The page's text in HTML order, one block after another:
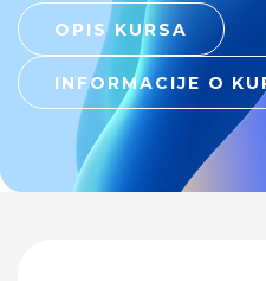
OPIS KURSA
INFORMACIJE O